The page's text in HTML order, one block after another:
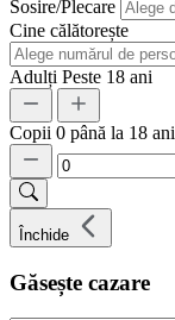
Sosire/Plecare
Cine călătorește
Adulți Peste 18 ani
Copii 0 până la 18 ani
Închide
Găsește cazare